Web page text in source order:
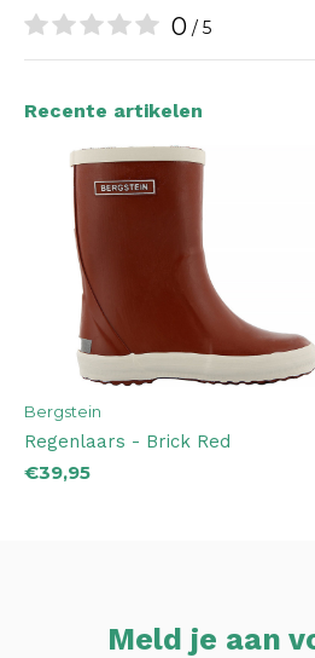
0 / 5
Recente artikelen
Bergstein
Regenlaars - Brick Red
€39,95
Meld je aan